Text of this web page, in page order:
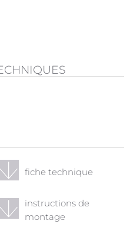
fiche technique
instructions de
montage